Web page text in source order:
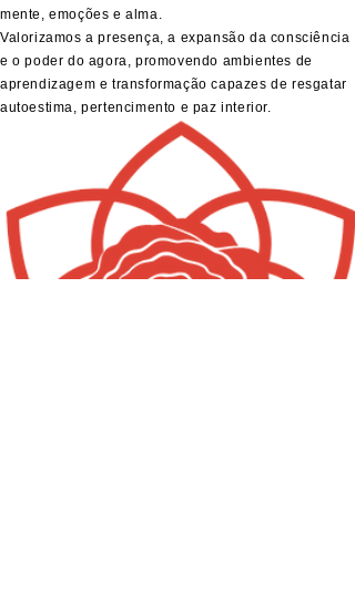
mente, emoções e alma.
Valorizamos a presença, a expansão da consciência
e o poder do agora, promovendo ambientes de
aprendizagem e transformação capazes de resgatar
autoestima, pertencimento e paz interior.